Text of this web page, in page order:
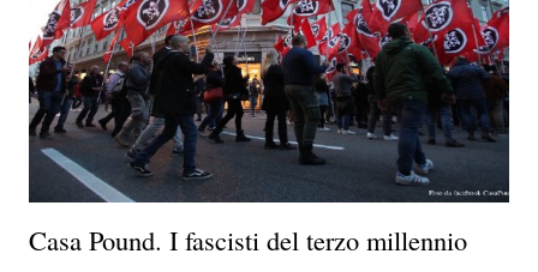
Casa Pound. I fascisti del terzo millennio